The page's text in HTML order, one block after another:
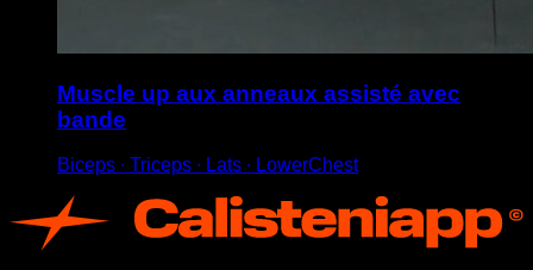
Muscle up aux anneaux assisté avec
bande
Biceps ∙ Triceps ∙ Lats ∙ LowerChest